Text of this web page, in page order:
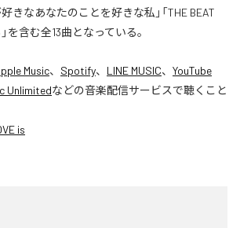
きなあなたのことを好きな私」「THE BEAT
を含む全13曲となっている。
Music、 Spotify、 LINE MUSIC、 YouTube
Unlimitedなどの音楽配信サービスで聴くこと
is